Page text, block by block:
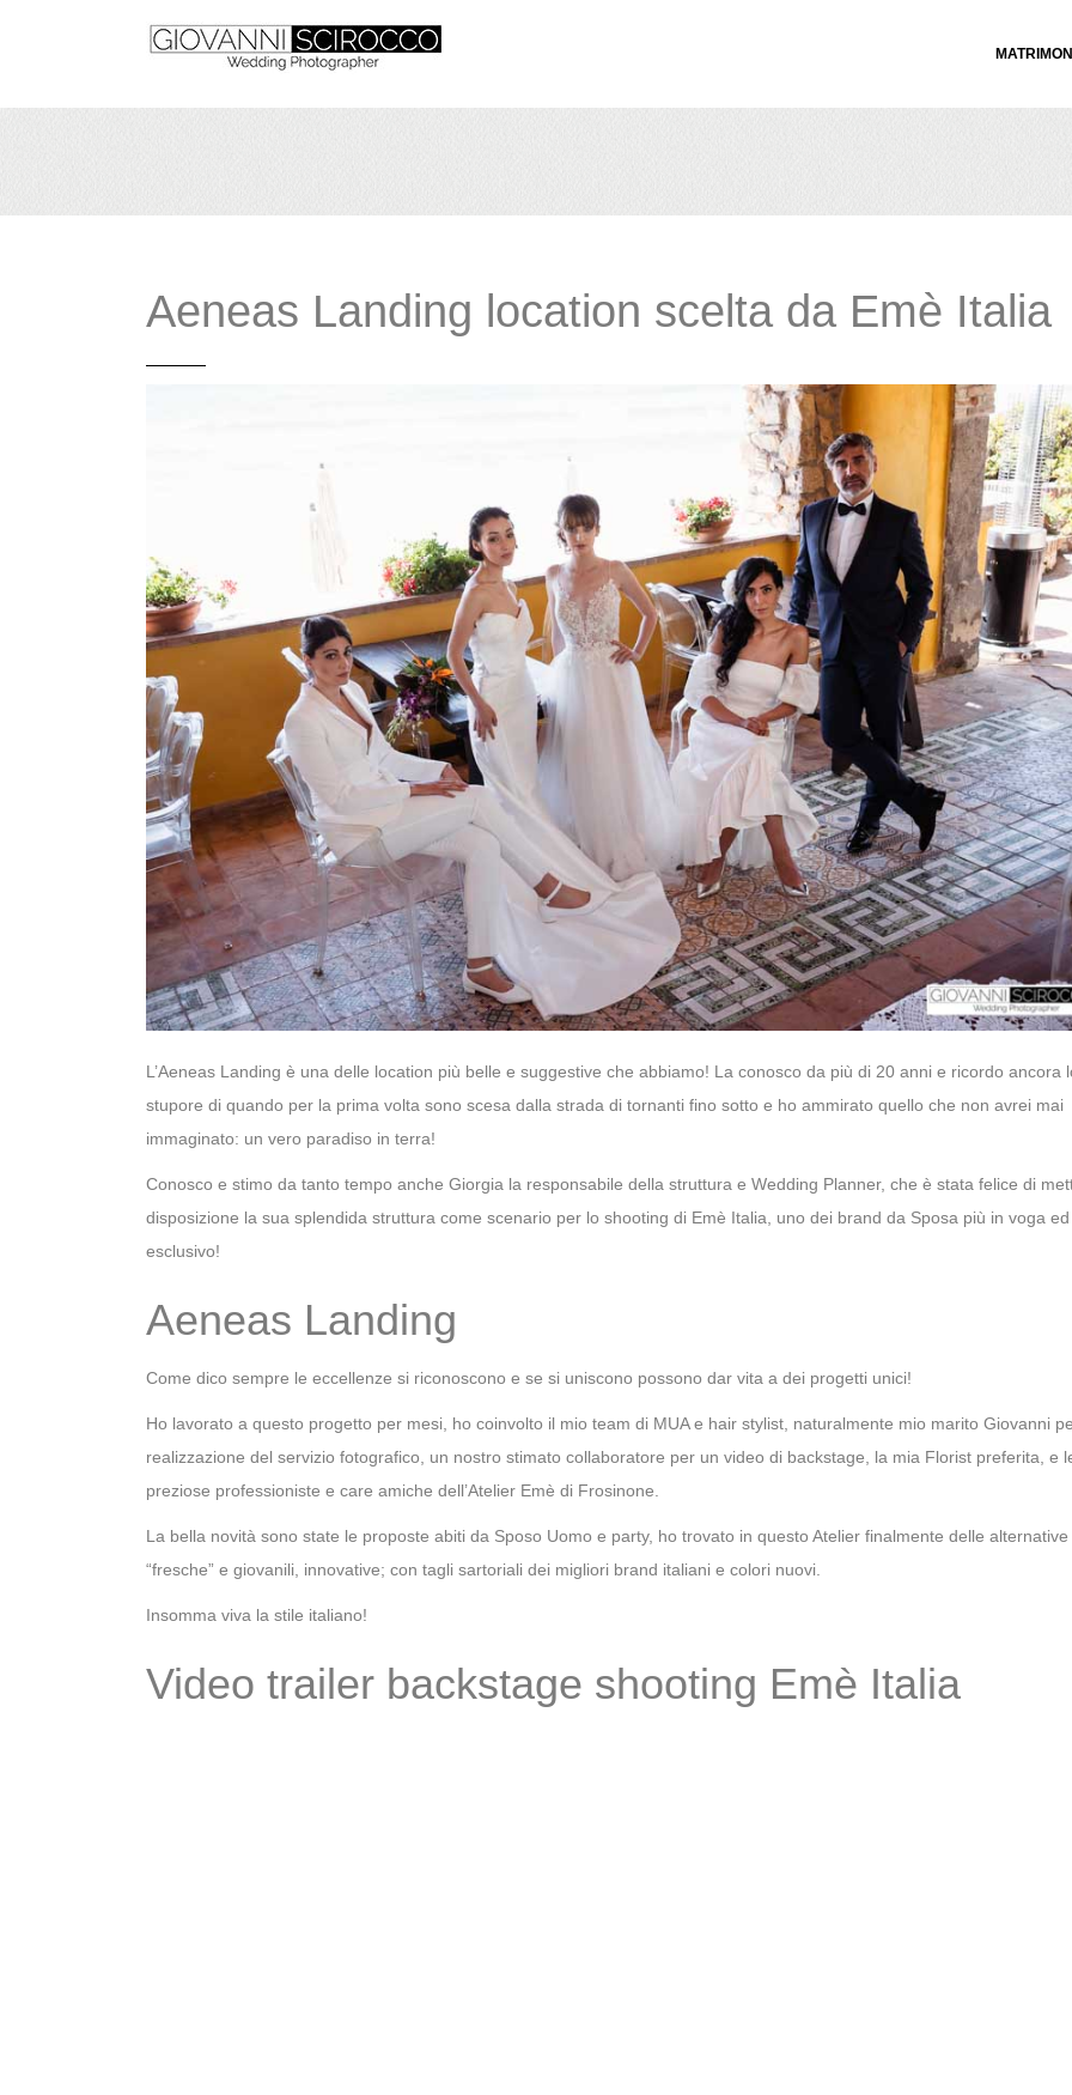
MATRIMONI
Aeneas Landing location scelta da Emè Italia
L’Aeneas Landing è una delle location più belle e suggestive che abbiamo! La conosco da più di 20 anni e ricordo ancora
stupore di quando per la prima volta sono scesa dalla strada di tornanti fino sotto e ho ammirato quello che non avrei mai
immaginato: un vero paradiso in terra!
Conosco e stimo da tanto tempo anche Giorgia la responsabile della struttura e Wedding Planner, che è stata felice di
disposizione la sua splendida struttura come scenario per lo shooting di Emè Italia, uno dei brand da Sposa più in voga ed
esclusivo!
Aeneas Landing
Come dico sempre le eccellenze si riconoscono e se si uniscono possono dar vita a dei progetti unici!
Ho lavorato a questo progetto per mesi, ho coinvolto il mio team di MUA e hair stylist, naturalmente mio marito Giovanni
realizzazione del servizio fotografico, un nostro stimato collaboratore per un video di backstage, la mia Florist preferita, e
preziose professioniste e care amiche dell’Atelier Emè di Frosinone.
La bella novità sono state le proposte abiti da Sposo Uomo e party, ho trovato in questo Atelier finalmente delle alternative
“fresche” e giovanili, innovative; con tagli sartoriali dei migliori brand italiani e colori nuovi.
Insomma viva la stile italiano!
Video trailer backstage shooting Emè Italia